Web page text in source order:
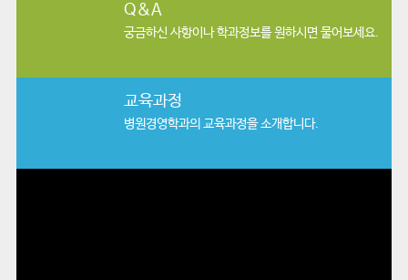
Q&A
궁금하신 사항이나학과정보를 원하시면 물어보세요.
교육과정
병원경영학과의 교육과정을 소개합니다.